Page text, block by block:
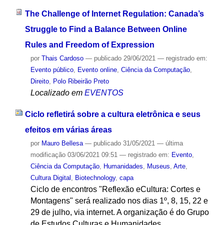
The Challenge of Internet Regulation: Canada’s
Struggle to Find a Balance Between Online
Rules and Freedom of Expression
por Thais Cardoso — publicado29/06/2021 — registrado em:
Evento público, Evento online, Ciência da Computação,
Direito, Polo Ribeirão Preto
Localizado em EVENTOS
Ciclo refletirá sobre a cultura eletrônica e seus
efeitos em várias áreas
por Mauro Bellesa — publicado31/05/2021 — última
modificação03/06/2021 09:51 — registrado em: Evento,
Ciência da Computação, Humanidades Museus Arte,
Cultura Digital
Biotechnology, capa
Ciclo de encontros "Reflexão eCultura: Cortes e
Montagens" será realizado nos dias 1º, 8, 15, 22 e
29 de julho, via internet. A organização é do Grupo